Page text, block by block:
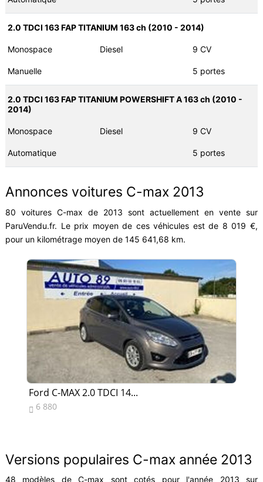
2.0 TDCI 163 FAP TITANIUM 163 ch (2010 - 2014)
Monospace Diesel 9 CV
Manuelle 5 portes
2.0 TDCI 163 FAP TITANIUM POWERSHIFT A 163 ch (2010 -
2014)
Monospace Diesel 9 CV
Automatique 5 portes
Annonces voitures C-max 2013
80 voitures C-max de 2013 sont actuellement en vente sur
ParuVendu.fr. Le prix moyen de ces véhicules est de 8 019 €,
pour un kilométrage moyen de 145 641,68 km.
Ford C-MAX 2.0 TDCI 14...
 6 880
Versions populaires C-max année 2013
48 modèles de C-max sont cotés pour l'année 2013 sur